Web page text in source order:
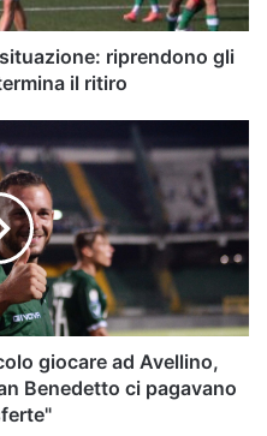
riprendono gli
il ritiro
giocare ad Avellino,
Benedetto ci pagavano